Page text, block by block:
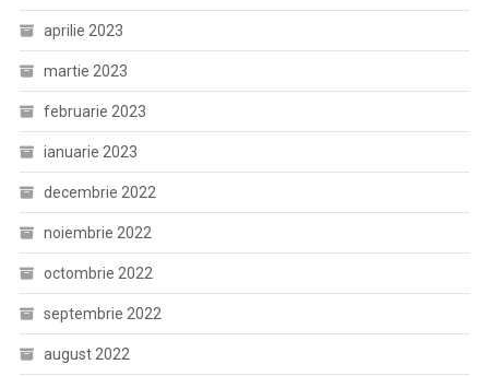
aprilie 2023
martie 2023
februarie 2023
ianuarie 2023
decembrie 2022
noiembrie 2022
octombrie 2022
septembrie 2022
august 2022